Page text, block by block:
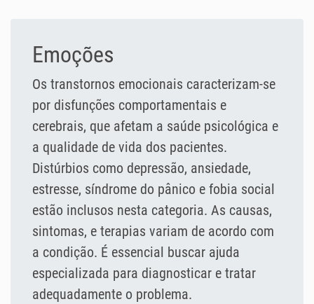
Emoções
Os transtornos emocionais caracterizam-se
por disfunções comportamentais e
cerebrais, que afetam a saúde psicológica e
a qualidade de vida dos pacientes.
Distúrbios como depressão, ansiedade,
estresse, síndrome do pânico e fobia social
estão inclusos nesta categoria. As causas,
sintomas, e terapias variam de acordo com
a condição. É essencial buscar ajuda
especializada para diagnosticar e tratar
adequadamente o problema.